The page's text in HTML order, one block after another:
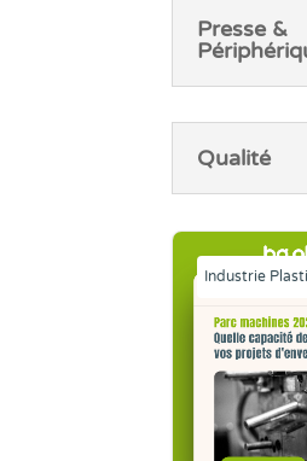
Presse &
Qualité
Industrie